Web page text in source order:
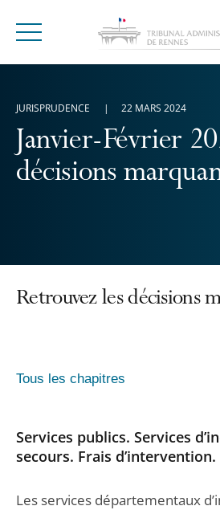
Menu
Janvier-Février
décisions
JURISPRUDENCE 22 MARS 2024
Retrouvez les décisions
Tous les chapitres
Services publics. Services
secours. Frais d’intervention.
Les services départementaux